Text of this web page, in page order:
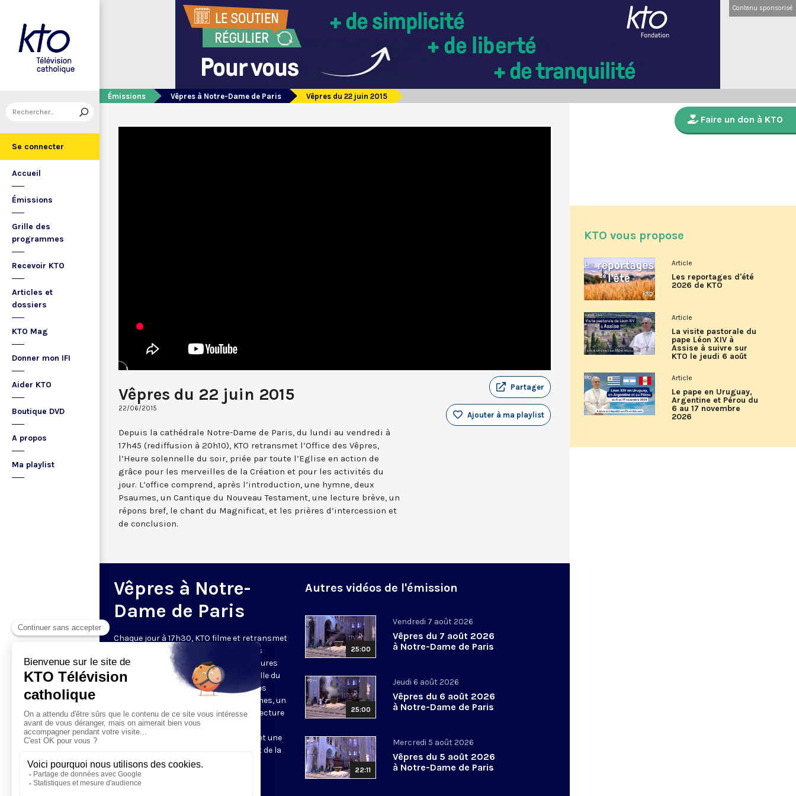
Se connecter
Accueil
Émissions
Grille des
programmes
Recevoir KTO
Articles et
dossiers
KTO Mag
Donner mon IFI
Aider KTO
Boutique DVD
A propos
Ma playlist
Contenu sponsorisé
Émissions Vêpres à Notre-Dame de Paris Vêpres du 22 juin 2015
Vêpres du 22 juin 2015
22/06/2015
Partager
Ajouter à ma playlist
Depuis la cathédrale Notre-Dame de Paris, du lundi au vendredi à
17h45 (rediffusion à 20h10), KTO retransmet l’Office des Vêpres,
l’Heure solennelle du soir, priée par toute l’Eglise en action de
grâce pour les merveilles de la Création et pour les activités du
jour. L’office comprend, après l’introduction, une hymne, deux
Psaumes, un Cantique du Nouveau Testament, une lecture brève, un
répons bref, le chant du Magnificat, et les prières d’intercession et
de conclusion.
Vêpres à Notre-
Dame de Paris
Chaque jour à 17h30, KTO filme et retransmet
les Vêpres depuis Notre-Dame de Paris
rouverte. Les Vêpres font partie des Heures
de l’Office divin, c’est la prière solennelle du
soir. L’office de Vêpres comprend, après
l’introduction, une hymne, deux Psaumes, un
Cantique du Nouveau Testament, une lecture
brève, le chant d’actions de grâces du
Magnificat, les prières d’intercession et une
brève oraison. Les textes des Vêpres et de la
messe sont presque toujours ceux
qu’indiquent le site
Autres vidéos de l'émission
25:00
Vendredi 7 août 2026
Vêpres du 7 août 2026
à Notre-Dame de Paris
25:00
Jeudi 6 août 2026
Vêpres du 6 août 2026
à Notre-Dame de Paris
22:11
Mercredi 5 août 2026
Vêpres du 5 août 2026
à Notre-Dame de Paris
Faire un don à KTO
KTO vous propose
Article
Les reportages d'été
2026 de KTO
Article
La visite pastorale du
pape Léon XIV à
Assise à suivre sur
KTO le jeudi 6 août
Article
Le pape en Uruguay,
Argentine et Pérou du
6 au 17 novembre
2026